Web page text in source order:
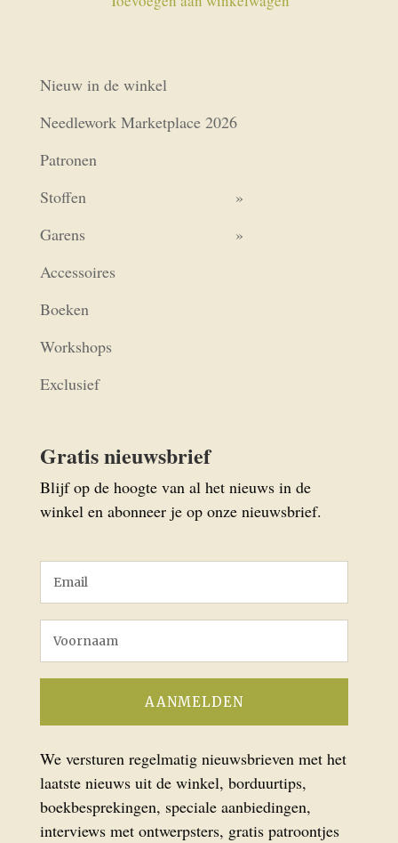
Nieuw in de winkel
Needlework Marketplace 2026
Patronen
Stoffen
Garens
Accessoires
Boeken
Workshops
Exclusief
Gratis nieuwsbrief
Blijf op de hoogte van al het nieuws in de
winkel en abonneer je op onze nieuwsbrief.
We versturen regelmatig nieuwsbrieven met het
laatste nieuws uit de winkel, borduurtips,
boekbesprekingen, speciale aanbiedingen,
interviews met ontwerpsters, gratis patroontjes